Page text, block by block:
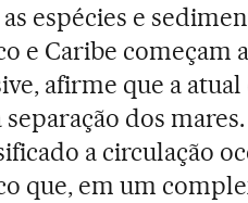
espécies e
e Caribe começam
afirme que a
separação dos
a circulação
que, em um